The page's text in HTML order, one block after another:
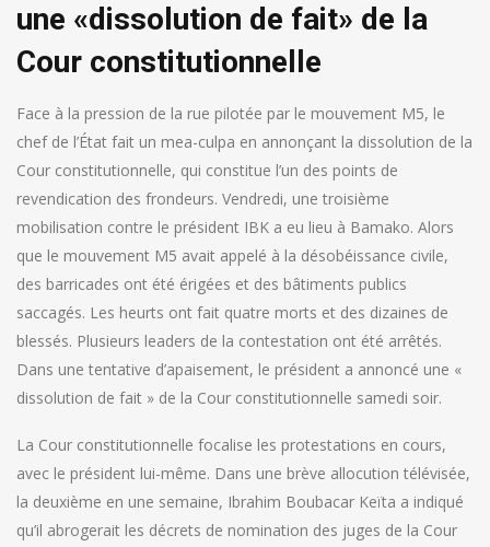
une «dissolution de fait» de la
Cour constitutionnelle
Face à la pression de la rue pilotée par le mouvement M5, le
chef de l’État fait un mea-culpa en annonçant la dissolution de la
Cour constitutionnelle, qui constitue l’un des points de
revendication des frondeurs. Vendredi, une troisième
mobilisation contre le président IBK a eu lieu à Bamako. Alors
que le mouvement M5 avait appelé à la désobéissance civile,
des barricades ont été érigées et des bâtiments publics
saccagés. Les heurts ont fait quatre morts et des dizaines de
blessés. Plusieurs leaders de la contestation ont été arrêtés.
Dans une tentative d’apaisement, le président a annoncé une «
dissolution de fait » de la Cour constitutionnelle samedi soir.
La Cour constitutionnelle focalise les protestations en cours,
avec le président lui-même. Dans une brève allocution télévisée,
la deuxième en une semaine, Ibrahim Boubacar Keïta a indiqué
qu’il abrogerait les décrets de nomination des juges de la Cour